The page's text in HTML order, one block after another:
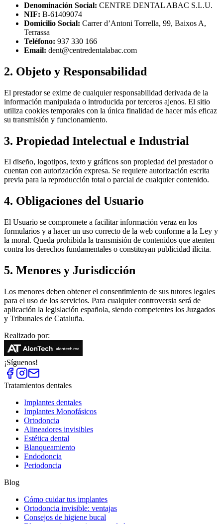
Denominación Social: CENTRE DENTAL ABAC S.L.U.
NIF: B-61409074
Domicilio Social: Carrer d’Antoni Torrella, 99, Baixos A,
Terrassa
Teléfono: 937 330 166
Email: dent@centredentalabac.com
2. Objeto y Responsabilidad
El prestador se exime de cualquier responsabilidad derivada de la
información manipulada o introducida por terceros ajenos. El sitio
utiliza cookies temporales con la única finalidad de hacer más eficaz
su transmisión y funcionamiento.
3. Propiedad Intelectual e Industrial
El diseño, logotipos, texto y gráficos son propiedad del prestador o
cuentan con autorización expresa. Se requiere autorización escrita
previa para la reproducción total o parcial de cualquier contenido.
4. Obligaciones del Usuario
El Usuario se compromete a facilitar información veraz en los
formularios y a hacer un uso correcto de la web conforme a la Ley y
la moral. Queda prohibida la transmisión de contenidos que atenten
contra los derechos fundamentales o constituyan publicidad ilícita.
5. Menores y Jurisdicción
Los menores deben obtener el consentimiento de sus tutores legales
para el uso de los servicios. Para cualquier controversia será de
aplicación la legislación española, siendo competentes los Juzgados
y Tribunales de Cataluña.
Realizado por:
¡Síguenos!
Tratamientos dentales
Implantes dentales
Implantes Monofásicos
Ortodoncia
Alineadores invisibles
Estética dental
Blanqueamiento
Endodoncia
Periodoncia
Blog
Cómo cuidar tus implantes
Ortodoncia invisible: ventajas
Consejos de higiene bucal